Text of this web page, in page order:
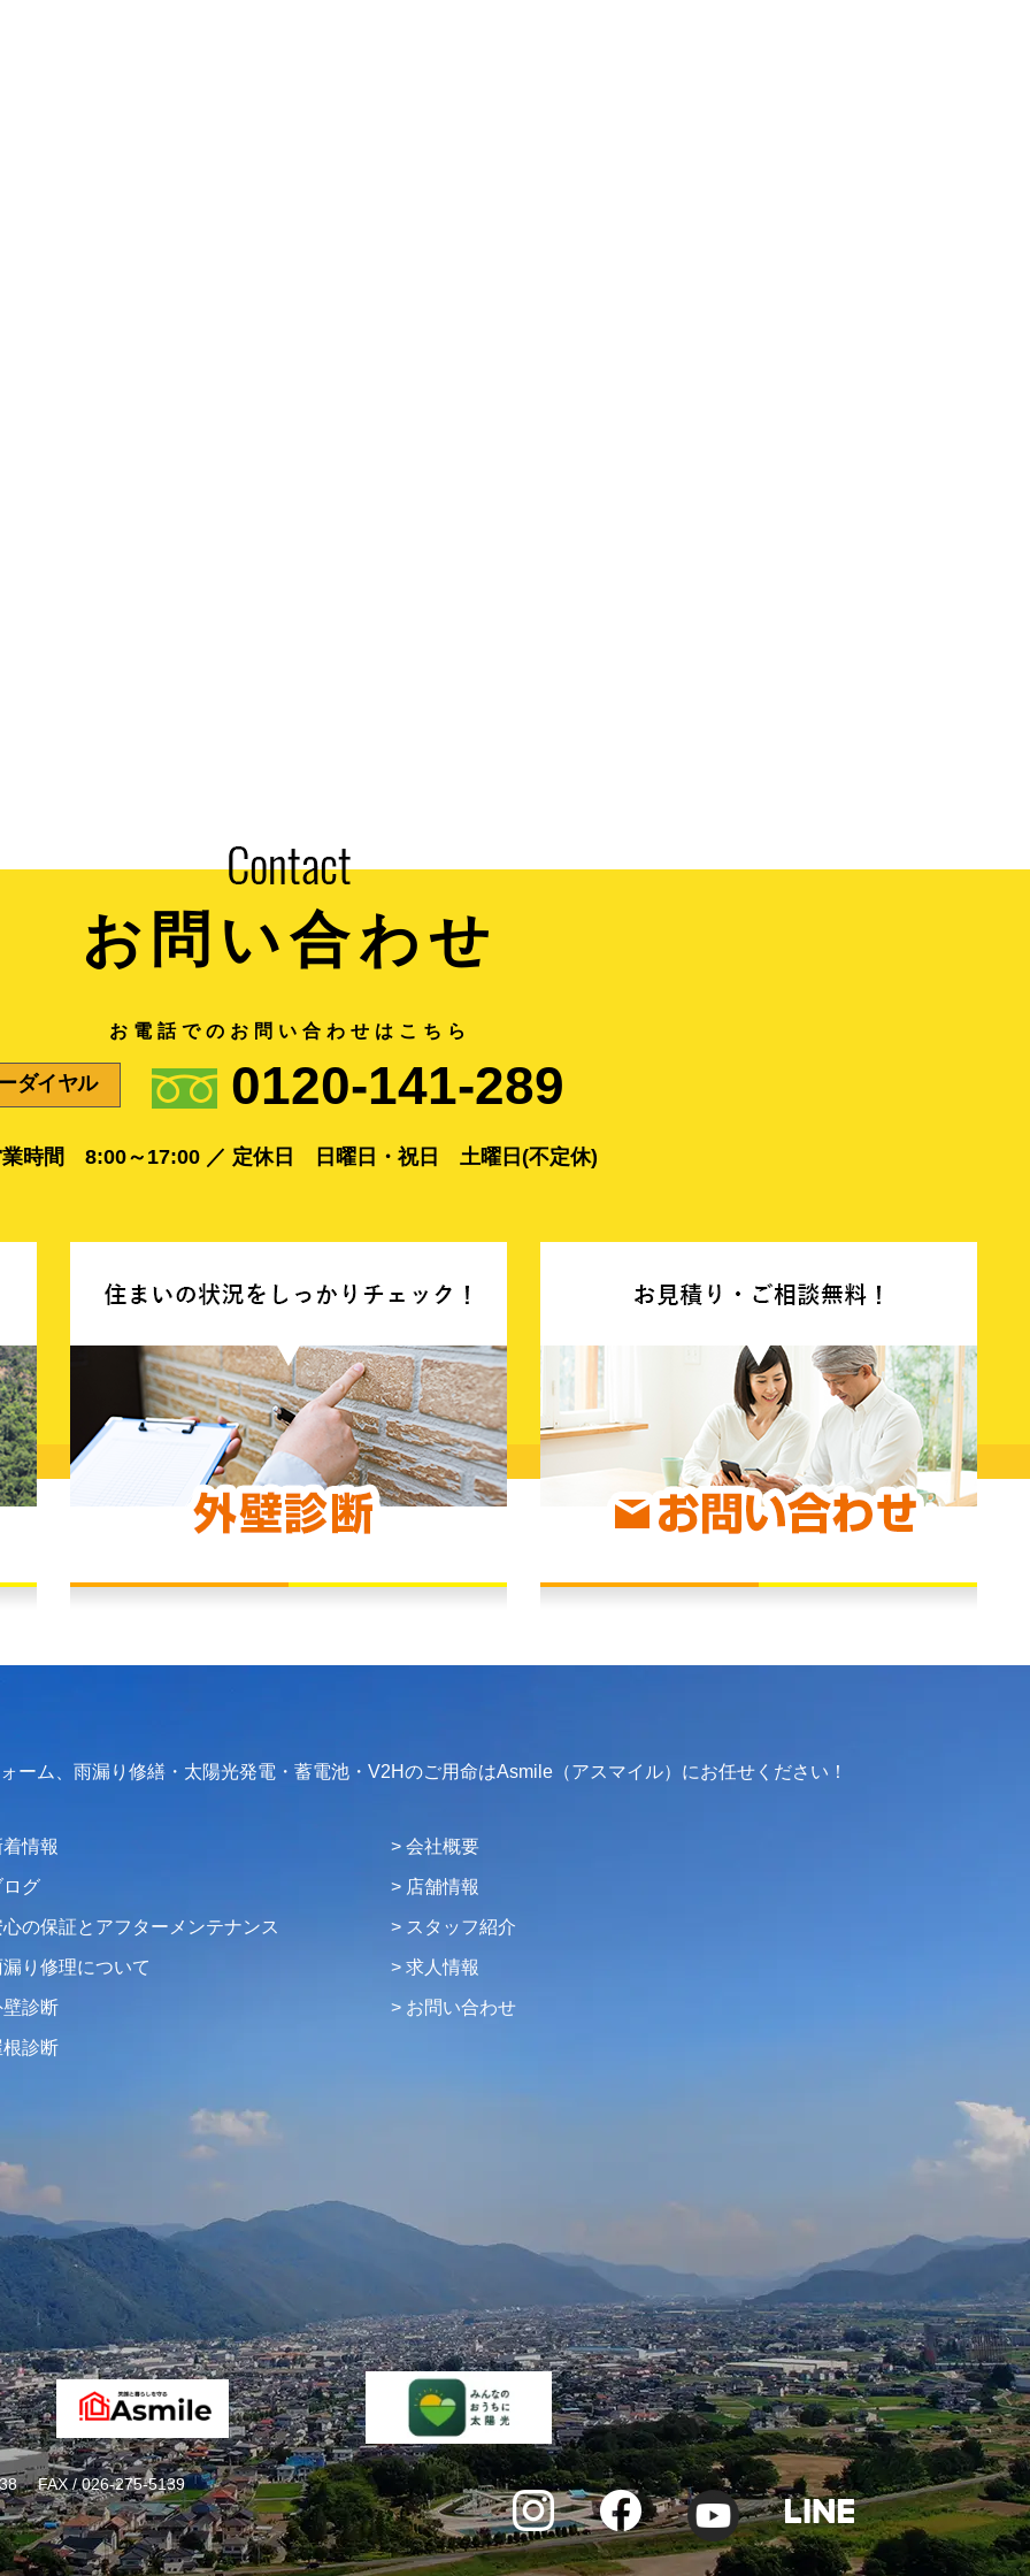
お問い合わせ
ダイヤル 0120-141-289
お電話でのお問い合わせはこちら
時間 8:00～17:00 ／ 定休日 日曜日・祝日 土曜日(不定休)
ーム、雨漏り修繕・太陽光発電・蓄電池・V2Hのご用命はAsmile（アスマイル）にお任せください！
情報
ログ
心の保証とアフターメンテナンス
り修理について
壁診断
根診断
会社概要
店舗情報
スタッフ紹介
求人情報
お問い合わせ
FAX / 026-275-5139